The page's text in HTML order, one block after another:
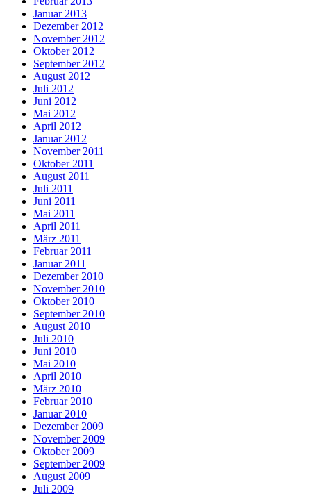
Januar 2013
Dezember 2012
November 2012
Oktober 2012
September 2012
August 2012
Juli 2012
Juni 2012
Mai 2012
April 2012
Januar 2012
November 2011
Oktober 2011
August 2011
Juli 2011
Juni 2011
Mai 2011
April 2011
März 2011
Februar 2011
Januar 2011
Dezember 2010
November 2010
Oktober 2010
September 2010
August 2010
Juli 2010
Juni 2010
Mai 2010
April 2010
März 2010
Februar 2010
Januar 2010
Dezember 2009
November 2009
Oktober 2009
September 2009
August 2009
Juli 2009